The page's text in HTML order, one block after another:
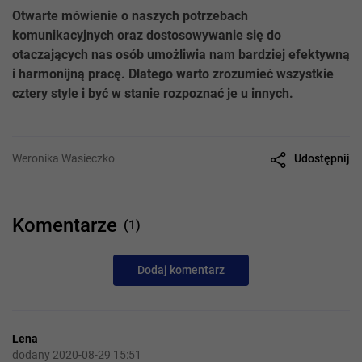
Otwarte mówienie o naszych potrzebach
komunikacyjnych oraz dostosowywanie się do
otaczających nas osób umożliwia nam bardziej efektywną
i harmonijną pracę. Dlatego warto zrozumieć wszystkie
cztery style i być w stanie rozpoznać je u innych.
Weronika Wasieczko Udostępnij
Komentarze (1)
Dodaj komentarz
Lena
dodany 2020-08-29 15:51